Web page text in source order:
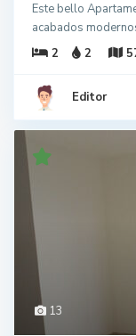
Este bello
acabados
2
2
Editor
13